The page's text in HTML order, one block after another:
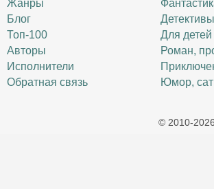
Жанры
Блог
Топ-100
Авторы
Исполнители
Обратная связь
Для детей
Роман,
Юмор,
© 2010-2026